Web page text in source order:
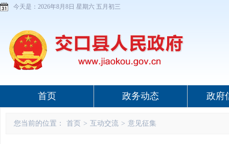
今天是： 2026年8月8日 星期六 五月初三
首页 政务动态 政府
您当前的位置： 首页 > 互动交流 > 意见征集